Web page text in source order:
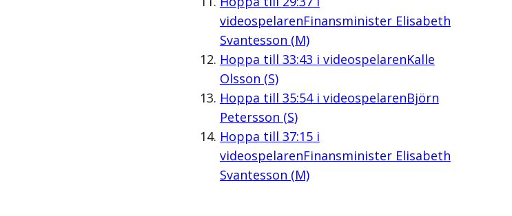
videospelarenFinansminister Elisabeth
Svantesson (M)
Hoppa till 33:43 i videospelarenKalle
Olsson (S)
Hoppa till 35:54i videospelarenBjörn
Petersson (S)
Hoppa till 37:15i
videospelarenFinansminister Elisabeth
Svantesson (M)